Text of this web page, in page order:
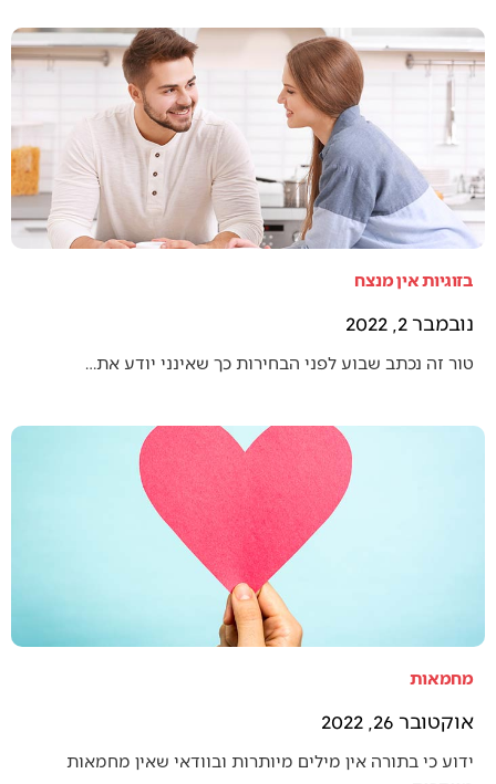
בזוגיות אין מנצח
נובמבר 2, 2022
טור זה נכתב שבוע לפני הבחירות כך שאינני יודע את…
מחמאות
אוקטובר 26, 2022
ידוע כי בתורה אין מילים מיותרות ובוודאי שאין מחמאות